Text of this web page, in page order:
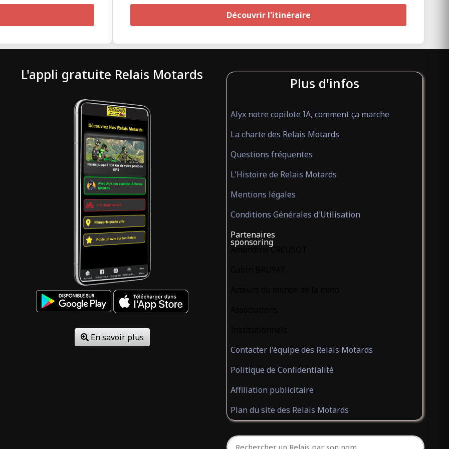
Découvrir l'itinéraire
L'appli gratuite Relais Motards
En savoir plus
Plus d'infos
Alyx notre copilote IA, comment ça marche
La charte des Relais Motards
Questions fréquentes
L'Histoire de Relais Motards
Mentions légales
Conditions Générales d'Utilisation
Partenaires
sponsoring
Amandine CREUSOT
Contacter l'équipe des Relais Motards
Politique de Confidentialité
Affiliation publicitaire
Plan du site des Relais Motards